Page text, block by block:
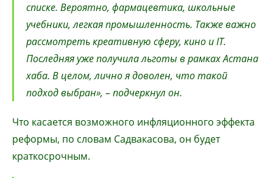
списке. Вероятно, фармацевтика, школьные
учебники, легкая промышленность. Также важно
рассмотреть креативную сферу, кино и IT.
Последняя уже получила льготы в рамках Астана
хаба. В целом, лично я доволен, что такой
подход выбран», – подчеркнул он.
Что касается возможного инфляционного эффекта
реформы, по словам Садвакасова, он будет
краткосрочным.